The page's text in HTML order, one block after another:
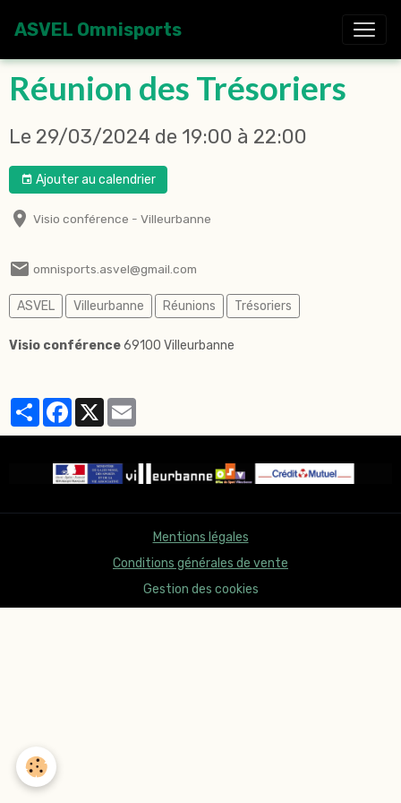
ASVEL Omnisports
Réunion des Trésoriers
Le 29/03/2024 de 19:00 à 22:00
Ajouter au calendrier
Visio conférence - Villeurbanne
omnisports.asvel@gmail.com
ASVEL Villeurbanne Réunions Trésoriers
Visio conférence69100 Villeurbanne
PartagerFacebook
X
Mentions légales
Conditions générales de vente
Gestion des cookies